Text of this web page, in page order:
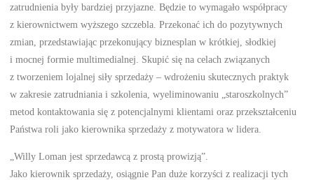
zatrudnienia były bardziej przyjazne. Będzie to wymagało współpracy
z kierownictwem wyższego szczebla. Przekonać ich do pozytywnych
zmian, przedstawiając przekonujący biznesplan w krótkiej, słodkiej
i mocnej formie multimedialnej. Skupić się na celach związanych
z tworzeniem lojalnej siły sprzedaży – wdrożeniu skutecznych praktyk
w zakresie zatrudniania i szkolenia, wyeliminowaniu „staroszkolnych”
metod kontaktowania się z potencjalnymi klientami oraz przekształceniu
Państwa roli jako kierownika sprzedaży z motywatora w lidera.
„Willy Loman jest sprzedawcą z prostą prowizją”.
Jako kierownik sprzedaży, osiągnie Pan duże korzyści z realizacji tych